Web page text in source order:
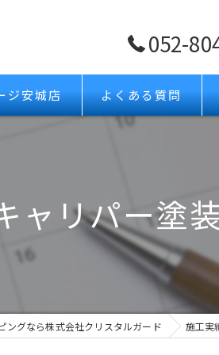
052-
ジ安城店 よくある質問
ャリパー塗装
ングなら株式会社クリスタルガード 施工実